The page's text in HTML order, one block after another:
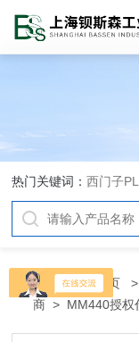
热门关键词：西门子
当前位置：首页 >
商 > MM440授权